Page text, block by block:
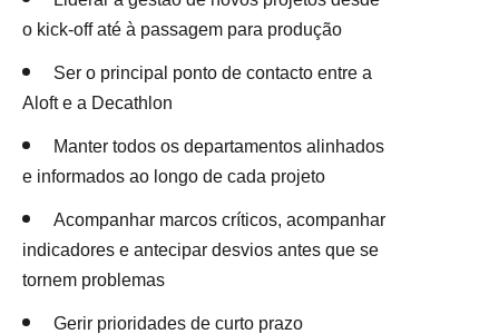
o kick-off até à passagem para produção
Ser o principal ponto de contacto entre a
Aloft e a Decathlon
Manter todos os departamentos alinhados
e informados ao longo de cada projeto
Acompanhar marcos críticos, acompanhar
indicadores e antecipar desvios antes que se
tornem problemas
Gerir prioridades de curto prazo